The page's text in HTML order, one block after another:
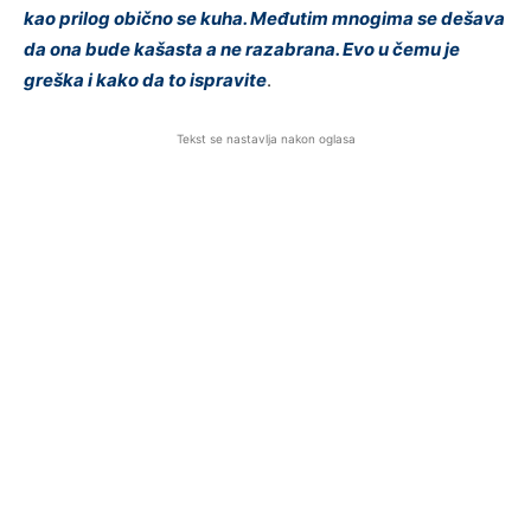
kao prilog obično se kuha. Međutim mnogima se dešava
da ona bude kašasta a ne razabrana. Evo u čemu je
greška i kako da to ispravite.
Tekst se nastavlja nakon oglasa